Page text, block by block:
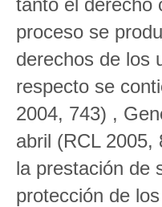
tanto el derecho
proceso se
derechos de los
respecto se
2004, 743) ,
abril (RCL 2005,
la prestación de
protección de